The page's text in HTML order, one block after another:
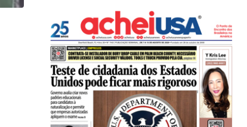
COMUNIDADE IMIGRAÇÃO
Professor brasileiro de jiu-jítsu é preso pelo ICE...
04/08/2026